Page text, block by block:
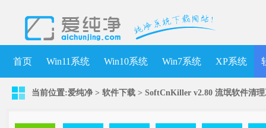
首页 Win11系统 Win10系统 Win7系统 XP系统
当前位置:爱纯净 > 软件下载 > SoftCnKiller v2.80 流氓软件清